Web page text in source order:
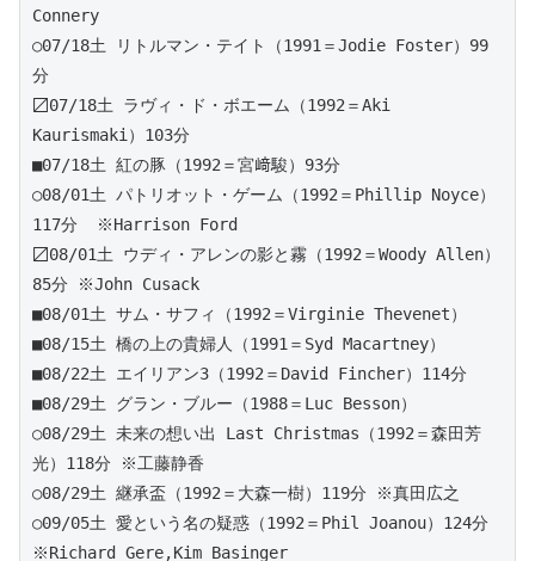
Connery
○07/18土 リトルマン・テイト（1991＝Jodie Foster）99
分
〼07/18土 ラヴィ・ド・ボエーム（1992＝Aki
Kaurismaki）103分
■07/18土 紅の豚（1992＝宮﨑駿）93分
○08/01土 パトリオット・ゲーム（1992＝Phillip Noyce）
117分  ※Harrison Ford
〼08/01土 ウディ・アレンの影と霧（1992＝Woody Allen）
85分 ※John Cusack
■08/01土 サム・サフィ（1992＝Virginie Thevenet）
■08/15土 橋の上の貴婦人（1991＝Syd Macartney）
■08/22土 エイリアン3（1992＝David Fincher）114分
■08/29土 グラン・ブルー（1988＝Luc Besson）
○08/29土 未来の想い出 Last Christmas（1992＝森田芳
光）118分 ※工藤静香
○08/29土 継承盃（1992＝大森一樹）119分 ※真田広之
○09/05土 愛という名の疑惑（1992＝Phil Joanou）124分
※Richard Gere,Kim Basinger